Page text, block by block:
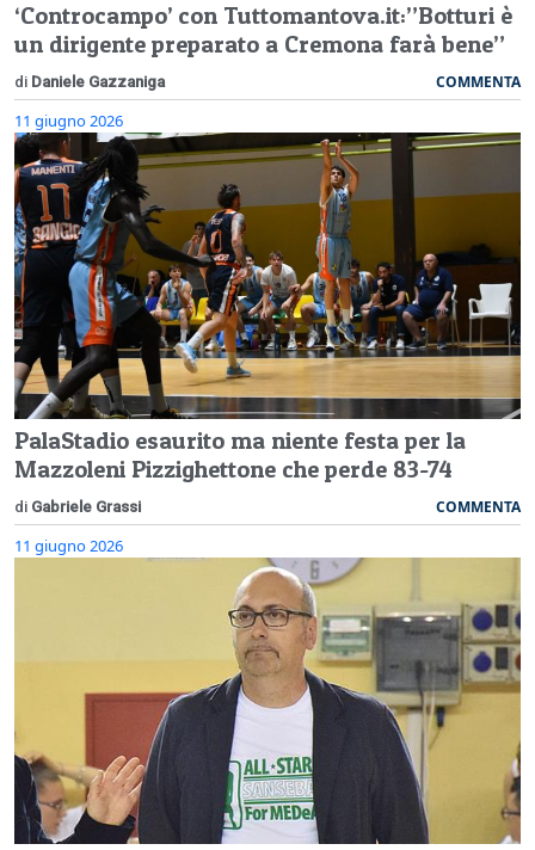
‘Controcampo’ con Tuttomantova.it:”Botturi è
un dirigente preparato a Cremona farà bene”
di Daniele Gazzaniga COMMENTA
11 giugno 2026
PalaStadio esaurito ma niente festa per la
Mazzoleni Pizzighettone che perde 83-74
di Gabriele Grassi COMMENTA
11 giugno 2026